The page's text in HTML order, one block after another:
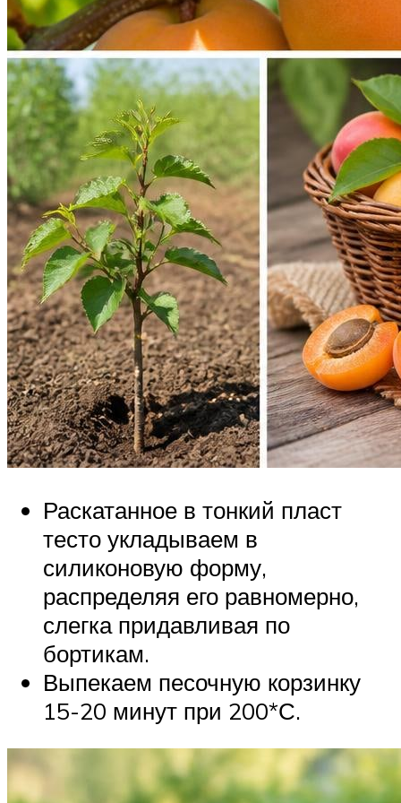
Раскатанное в тонкий пласт
тесто укладываем в
силиконовую форму,
распределяя его равномерно,
слегка придавливая по
бортикам.
Выпекаем песочную корзинку
15-20 минут при 200*С.